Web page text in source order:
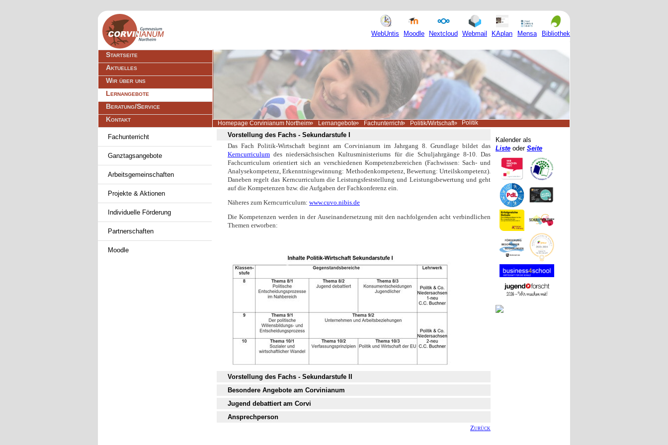
WebUntis Moodle Nextcloud Webmail KAplan Mensa Bibliothek
Navigation
überspringen
Startseite
Aktuelles
Wir über uns
Lernangebote
Beratung/Service
Kontakt
Homepage Corvinianum Northeim Lernangebote Fachunterricht Politik/Wirtschaft Politik
Vorstellung des Fachs - Sekundarstufe I
Das Fach Politik-Wirtschaft beginnt am Corvinianum im Jahrgang 8. Grundlage bildet das
Kerncurriculum des niedersächsischen Kultusministeriums für die Schuljahrgänge 8-10. Das
Fachcurriculum orientiert sich an verschiedenen Kompetenzbereichen (Fachwissen: Sach- und
Analysekompetenz, Erkenntnisgewinnung: Methodenkompetenz, Bewertung: Urteilskompetenz).
Daneben regelt das Kerncurriculum die Leistungsfeststellung und Leistungsbewertung und geht
auf die Kompetenzen bzw. die Aufgaben der Fachkonferenz ein.
Näheres zum Kerncurriculum: www.cuvo.nibis.de
Die Kompetenzen werden in der Auseinandersetzung mit den nachfolgenden acht verbindlichen
Themen erworben:
Vorstellung des Fachs - Sekundarstufe II
Besondere Angebote am Corvinianum
Jugend debattiert am Corvi
Ansprechperson
Zurück
überspringen
Fachunterricht
Ganztagsangebote
Arbeitsgemeinschaften
Projekte & Aktionen
Individuelle Förderung
Partnerschaften
Moodle
Kalender als
Liste oder Seite